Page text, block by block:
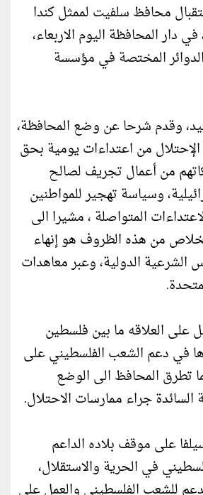
محافظ سلفيت لممثل كندا
دار المحافظة اليوم الاربعاء،
المختصة في مؤسسة
وقدم شرحا عن وضع المحافظة،
من اعتداءات يومية بحق
من أعمال تجريف لصالح
وسياسة تهجير للمواطنين
المتواصلة ، مشيرا الى
من هذه الظروف هو إنهاء
الشرعية الدولية، وعبر معاهدات
على العلاقه ما بين فلسطين
في دعم الشعب الفلسطيني على
تطرق المحافظ الى الوضع
السائدة جراء ممارسات الاحتلال.
على موقف بلاده الداعم
في الحرية والاستقلال،